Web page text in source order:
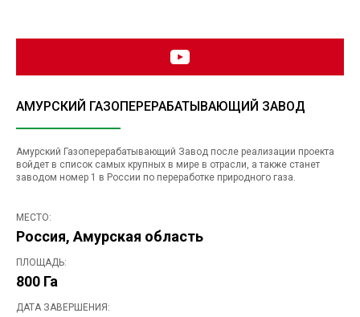
АМУРСКИЙ ГАЗОПЕРЕРАБАТЫВАЮЩИЙ ЗАВОД
Амурский Газоперерабатывающий Завод после реализации проекта
войдет в список самых крупных в мире в отрасли, а также станет
заводом номер 1 в России по переработке природного газа.
МЕСТО:
Россия, Амурская область
ПЛОЩАДЬ:
800 Га
ДАТА ЗАВЕРШЕНИЯ: